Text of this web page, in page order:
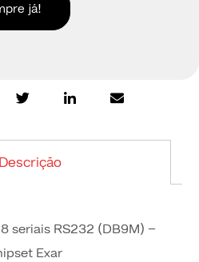
já!
Descrição
seriais RS232 (DB9M) –
Exar